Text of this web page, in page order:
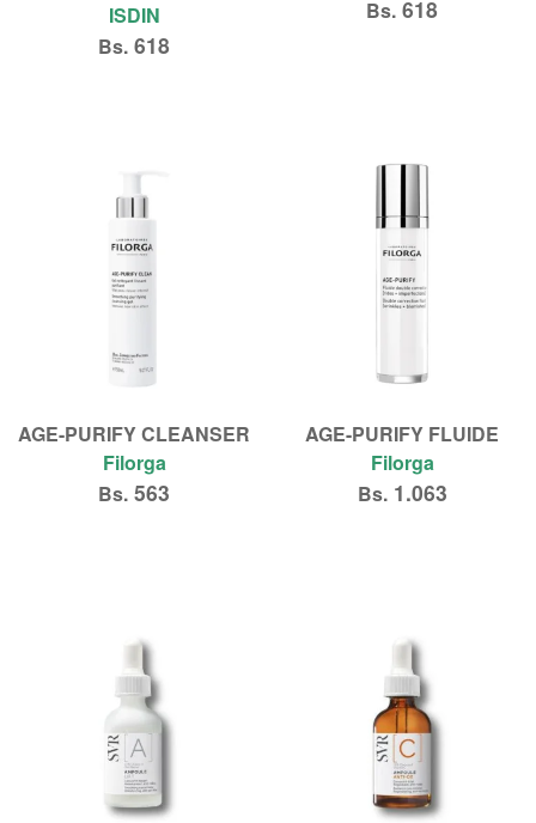
ISDIN
Bs. 618
Bs. 618
AGE-PURIFY CLEANSER
Filorga
Bs. 563
AGE-PURIFY FLUIDE
Filorga
Bs.1.063